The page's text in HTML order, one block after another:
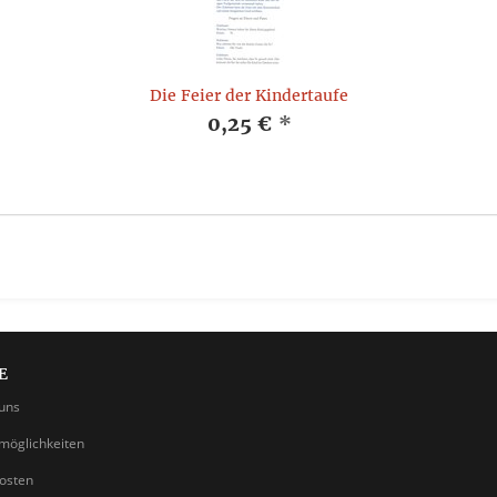
Die Feier der Kindertaufe
0,25 € *